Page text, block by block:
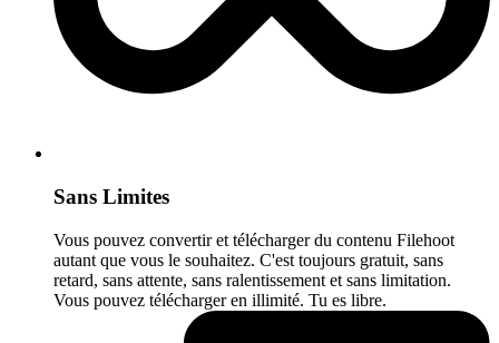
Sans Limites
Vous pouvez convertir et télécharger du contenu Filehoot
autant que vous le souhaitez. C'est toujours gratuit, sans
retard, sans attente, sans ralentissement et sans limitation.
Vous pouvez télécharger en illimité. Tu es libre.